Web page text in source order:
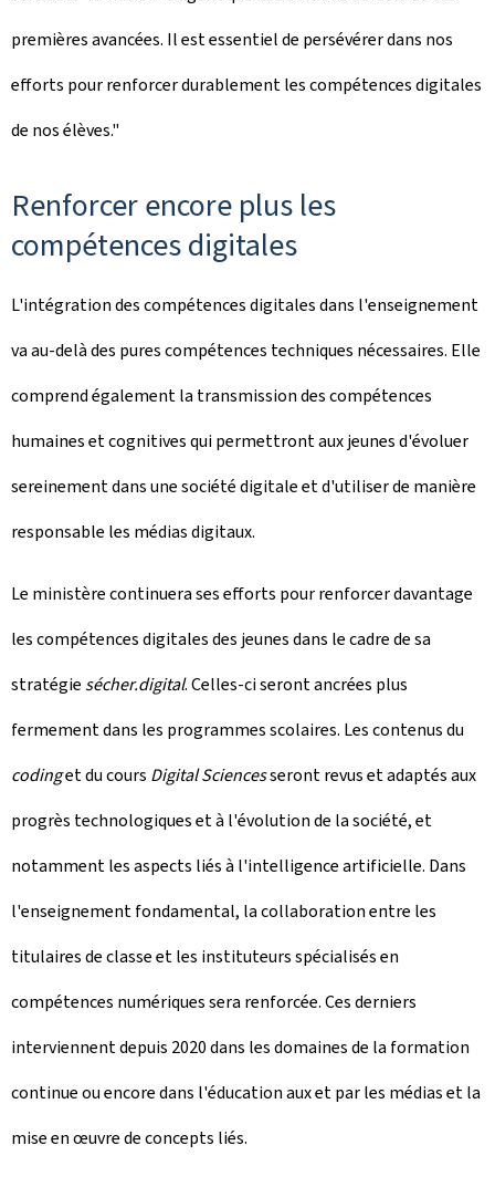
premières avancées. Il est essentiel de persévérer dans nos
efforts pour renforcer durablement les compétences digitales
de nos élèves."
Renforcer encore plus les
compétences digitales
L'intégration des compétences digitales dans l'enseignement
va au-delà des pures compétences techniques nécessaires. Elle
comprend également la transmission des compétences
humaines et cognitives qui permettront aux jeunes d'évoluer
sereinement dans une société digitale et d'utiliser de manière
responsable les médias digitaux.
Le ministère continuera ses efforts pour renforcer davantage
les compétences digitales des jeunes dans le cadre de sa
stratégie sécher.digital. Celles-ci seront ancrées plus
fermement dans les programmes scolaires. Les contenus du
codinget du cours Digital Sciencesseront revus et adaptés aux
progrès technologiques et à l'évolution de la société, et
notamment les aspects liés à l'intelligence artificielle. Dans
l'enseignement fondamental, la collaboration entre les
titulaires de classe et les instituteurs spécialisés en
compétences numériques sera renforcée. Ces derniers
interviennent depuis 2020 dans les domaines de la formation
continue ou encore dans l'éducation aux et par les médias et la
mise en œuvre de concepts liés.